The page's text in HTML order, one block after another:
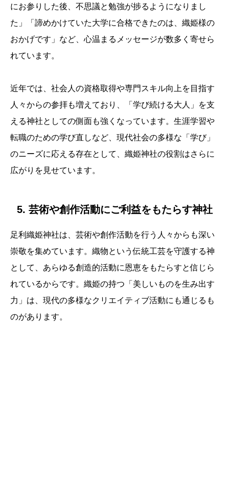
にお参りした後、不思議と勉強が捗るようになりまし
た」「諦めかけていた大学に合格できたのは、織姫様の
おかげです」など、心温まるメッセージが数多く寄せら
れています。
近年では、社会人の資格取得や専門スキル向上を目指す
人々からの参拝も増えており、「学び続ける大人」を支
える神社としての側面も強くなっています。生涯学習や
転職のための学び直しなど、現代社会の多様な「学び」
のニーズに応える存在として、織姫神社の役割はさらに
広がりを見せています。
5. 芸術や創作活動にご利益をもたらす神社
足利織姫神社は、芸術や創作活動を行う人々からも深い
崇敬を集めています。織物という伝統工芸を守護する神
として、あらゆる創造的活動に恩恵をもたらすと信じら
れているからです。織姫の持つ「美しいものを生み出す
力」は、現代の多様なクリエイティブ活動にも通じるも
のがあります。